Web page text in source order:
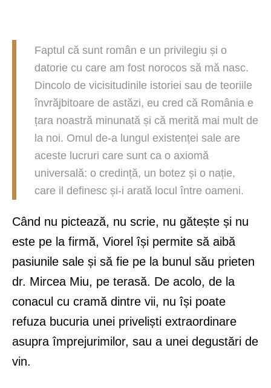
Faptul că sunt român e un privilegiu și o
datorie cu care am fost norocos să mă nasc.
Dincolo de vicisitudinile istoriei sau de teoriile
învrăjbitoare de astăzi, eu cred că România e
țara noastră minunată și că merită mai mult de
la noi. Omul de-a lungul existenței sale are
aceste lucruri care sunt ca o axiomă
universală: o credință, un botez și o nație,
care il definesc și-i arată locul între oameni.
Când nu pictează, nu scrie, nu gătește și nu
este pe la firmă, Viorel își permite să aibă
pasiunile sale și să fie pe la bunul său prieten
dr. Mircea Miu, pe terasă. De acolo, de la
conacul cu cramă dintre vii, nu își poate
refuza bucuria unei priveliști extraordinare
asupra împrejurimilor, sau a unei degustări de
vin.